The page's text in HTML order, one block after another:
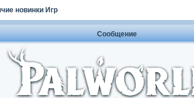
новинки Игр
Сообщение